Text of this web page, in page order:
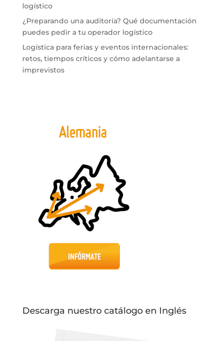
logístico
¿Preparando una auditoría? Qué documentación
puedes pedir a tu operador logístico
Logística para ferias y eventos internacionales:
retos, tiempos críticos y cómo adelantarse a
imprevistos
Descarga nuestro catálogo en Inglés